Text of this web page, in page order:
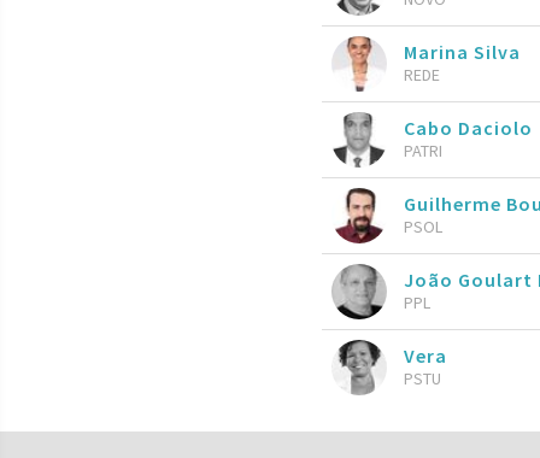
Marina Silva
REDE
Cabo Daciolo
PATRI
Guilherme
PSOL
João Goulart
PPL
Vera
PSTU